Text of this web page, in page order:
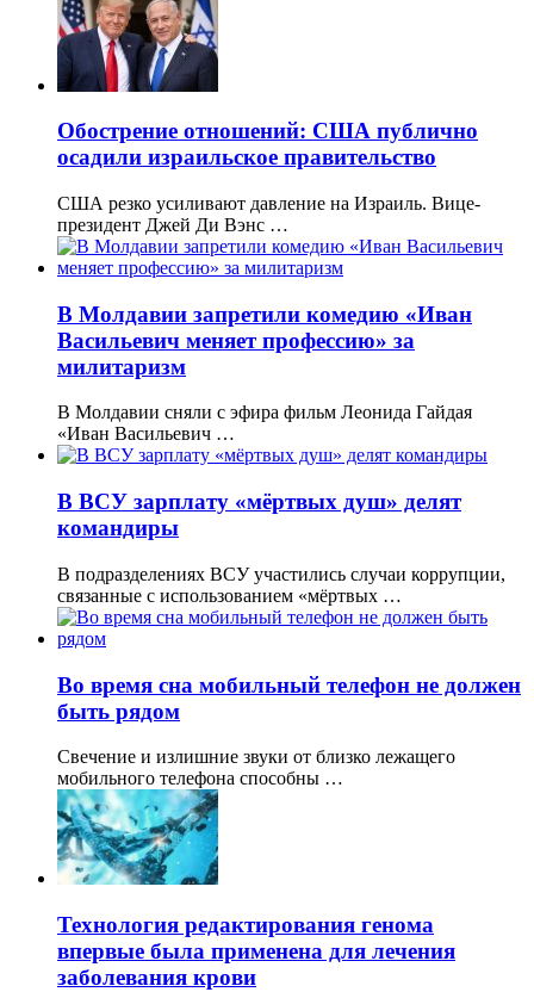
Обострение отношений: США публично
осадили израильское правительство
США резко усиливают давление на Израиль. Вице-
президент Джей Ди Вэнс …
В Молдавии запретили комедию «Иван
Васильевич меняет профессию» за
милитаризм
В Молдавии сняли с эфира фильм Леонида Гайдая
«Иван Васильевич …
В ВСУ зарплату «мёртвых душ» делят
командиры
В подразделениях ВСУ участились случаи коррупции,
связанные с использованием «мёртвых …
Во время сна мобильный телефон не должен
быть рядом
Свечение и излишние звуки от близко лежащего
мобильного телефона способны …
Технология редактирования генома
впервые была применена для лечения
заболевания крови